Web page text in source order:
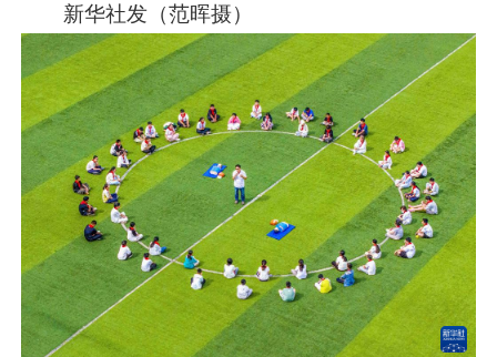
新华社发（范晖摄）